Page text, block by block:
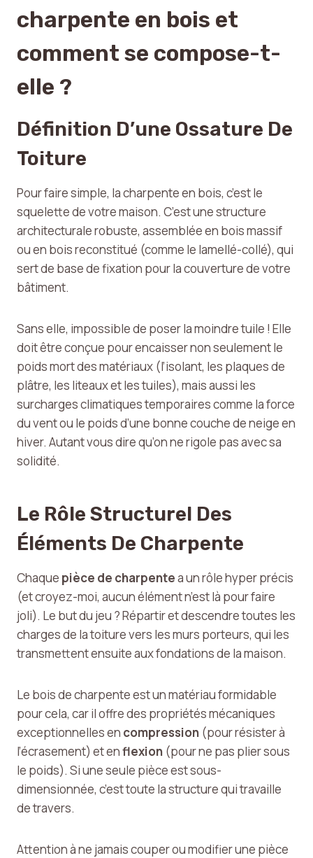
charpente en bois et
comment se compose-t-
elle ?
Définition D’une Ossature De
Toiture
Pour faire simple, la charpente en bois, c’est le
squelette de votre maison. C’est une structure
architecturale robuste, assemblée en bois massif
ou en bois reconstitué (comme le lamellé-collé), qui
sert de base de fixation pour la couverture de votre
bâtiment.
Sans elle, impossible de poser la moindre tuile ! Elle
doit être conçue pour encaisser non seulement le
poids mort des matériaux (l’isolant, les plaques de
plâtre, les liteaux et les tuiles), mais aussi les
surcharges climatiques temporaires comme la force
du vent ou le poids d’une bonne couche de neige en
hiver. Autant vous dire qu’on ne rigole pas avec sa
solidité.
Le Rôle Structurel Des
Éléments De Charpente
Chaque pièce de charpentea un rôle hyper précis
(et croyez-moi, aucun élément n’est là pour faire
joli). Le but du jeu ? Répartir et descendre toutes les
charges de la toiture vers les murs porteurs, qui les
transmettent ensuite aux fondations de la maison.
Le bois de charpente est un matériau formidable
pour cela, car il offre des propriétés mécaniques
exceptionnelles en compression (pour résister à
l’écrasement) et enflexion (pour ne pas plier sous
le poids). Si une seule pièce est sous-
dimensionnée, c’est toute la structure qui travaille
de travers.
Attention à ne jamais couper ou modifier une pièce